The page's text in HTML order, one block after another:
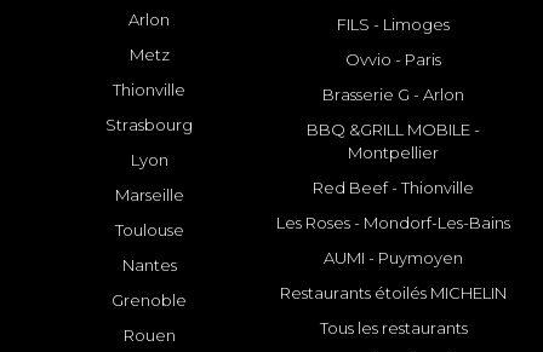
Arlon
Metz
Thionville
Strasbourg
Lyon
Marseille
Toulouse
Nantes
Grenoble
Rouen
FILS - Limoges
Ovvio - Paris
Brasserie G - Arlon
BBQ &GRILL MOBILE -
Montpellier
Red Beef - Thionville
Les Roses - Mondorf-Les-Bains
AUMI - Puymoyen
Restaurants étoilés MICHELIN
Tous les restaurants